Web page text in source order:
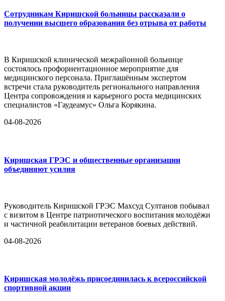
Сотрудникам Киришской больницы рассказали о
получении высшего образования без отрыва от работы
В Киришской клинической межрайонной больнице
состоялось профориентационное мероприятие для
медицинского персонала. Приглашённым экспертом
встречи стала руководитель регионального направления
Центра сопровождения и карьерного роста медицинских
специалистов «Гаудеамус» Ольга Корякина.
04-08-2026
Киришская ГРЭС и общественные организации
объединяют усилия
Руководитель Киришской ГРЭС Махсуд Султанов побывал
с визитом в Центре патриотического воспитания молодёжи
и частичной реабилитации ветеранов боевых действий.
04-08-2026
Киришская молодёжь присоединилась к всероссийской
спортивной акции